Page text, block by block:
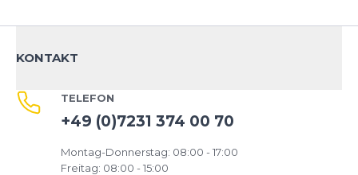
KONTAKT
TELEFON
+49 (0)7231 374 00 70
Montag-Donnerstag: 08:00 - 17:00
Freitag: 08:00 - 15:00